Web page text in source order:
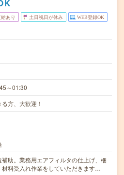
あり 土日祝日が休み WEB登録OK
～01:30
方、大歓迎！
助。業務用エアフィルタの仕上げ、梱
材料受入れ作業をしていただきます…